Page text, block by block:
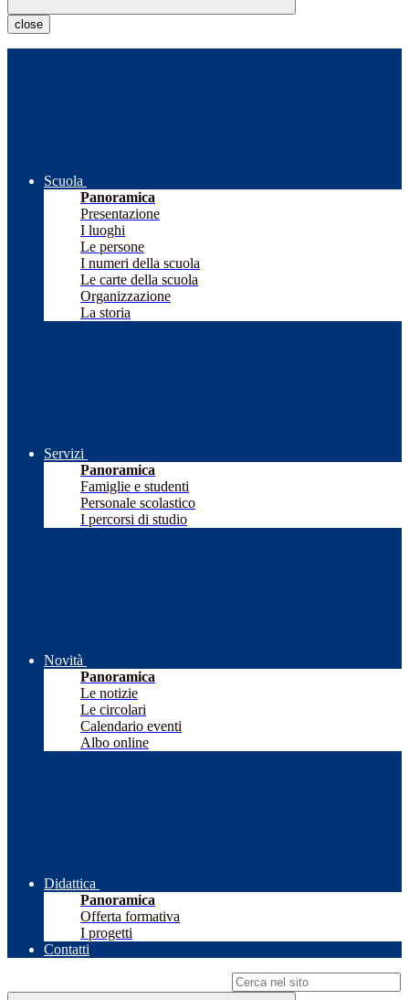
close
Scuola
Panoramica
Presentazione
I luoghi
Le persone
I numeri della scuola
Le carte della scuola
Organizzazione
La storia
Servizi
Panoramica
Famiglie e studenti
Personale scolastico
I percorsi di studio
Novità
Panoramica
Le notizie
Le circolari
Calendario eventi
Albo online
Didattica
Panoramica
Offerta formativa
I progetti
Contatti